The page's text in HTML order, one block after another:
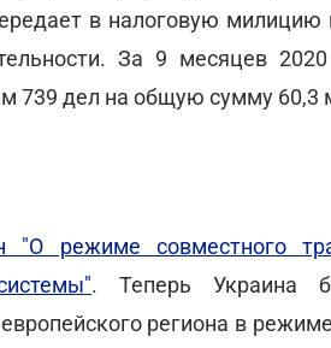
в налоговую милицию
За 9 месяцев 2020
739 дел на общую сумму 60,3
"О режиме совместного
. Теперь Украина
региона в